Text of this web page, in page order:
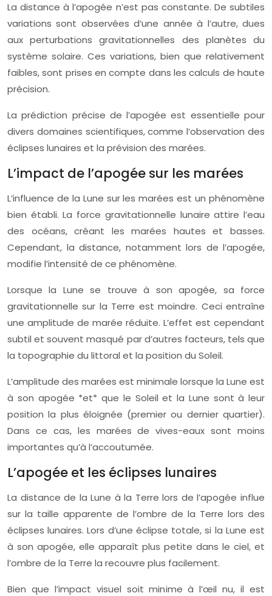
La distance à l’apogée n’est pas constante. De subtiles
variations sont observées d’une année à l’autre, dues
aux perturbations gravitationnelles des planètes du
système solaire. Ces variations, bien que relativement
faibles, sont prises en compte dans les calculs de haute
précision.
La prédiction précise de l’apogée est essentielle pour
divers domaines scientifiques, comme l’observation des
éclipses lunaires et la prévision des marées.
L’impact de l’apogée sur les marées
L’influence de la Lune sur les marées est un phénomène
bien établi. La force gravitationnelle lunaire attire l’eau
des océans, créant les marées hautes et basses.
Cependant, la distance, notamment lors de l’apogée,
modifie l’intensité de ce phénomène.
Lorsque la Lune se trouve à son apogée, sa force
gravitationnelle sur la Terre est moindre. Ceci entraîne
une amplitude de marée réduite. L’effet est cependant
subtil et souvent masqué par d’autres facteurs, tels que
la topographie du littoral et la position du Soleil.
L’amplitude des marées est minimale lorsque la Lune est
à son apogée *et* que le Soleil et la Lune sont à leur
position la plus éloignée (premier ou dernier quartier).
Dans ce cas, les marées de vives-eaux sont moins
importantes qu’à l’accoutumée.
L’apogée et les éclipses lunaires
La distance de la Lune à la Terre lors de l’apogée influe
sur la taille apparente de l’ombre de la Terre lors des
éclipses lunaires. Lors d’une éclipse totale, si la Lune est
à son apogée, elle apparaît plus petite dans le ciel, et
l’ombre de la Terre la recouvre plus facilement.
Bien que l’impact visuel soit minime à l’œil nu, il est